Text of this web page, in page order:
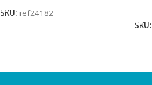
SKU: ref24182
SKU: